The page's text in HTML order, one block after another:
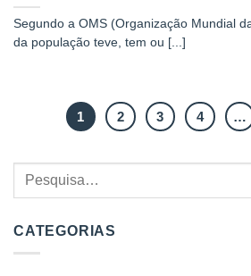
Segundo a OMS (Organização Mundial
da população teve, tem ou [...]
1 2 3 4 …
CATEGORIAS